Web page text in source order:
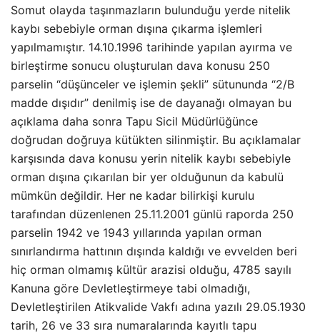
Somut olayda taşınmazların bulunduğu yerde nitelik
kaybı sebebiyle orman dışına çıkarma işlemleri
yapılmamıştır. 14.10.1996 tarihinde yapılan ayırma ve
birleştirme sonucu oluşturulan dava konusu 250
parselin “düşünceler ve işlemin şekli” sütununda “2/B
madde dışıdır” denilmiş ise de dayanağı olmayan bu
açıklama daha sonra Tapu Sicil Müdürlüğünce
doğrudan doğruya kütükten silinmiştir. Bu açıklamalar
karşısında dava konusu yerin nitelik kaybı sebebiyle
orman dışına çıkarılan bir yer olduğunun da kabulü
mümkün değildir. Her ne kadar bilirkişi kurulu
tarafından düzenlenen 25.11.2001 günlü raporda 250
parselin 1942 ve 1943 yıllarında yapılan orman
sınırlandırma hattının dışında kaldığı ve evvelden beri
hiç orman olmamış kültür arazisi olduğu, 4785 sayılı
Kanuna göre Devletleştirmeye tabi olmadığı,
Devletleştirilen Atikvalide Vakfı adına yazılı 29.05.1930
tarih, 26 ve 33 sıra numaralarında kayıtlı tapu